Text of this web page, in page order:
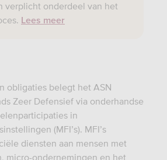
verplicht onderdeel van het
Lees meer
obligaties belegt het ASN
Zeer Defensief via onderhandse
in
(MFI’s). MFI’s
diensten aan mensen met
micro-ondernemingen en het